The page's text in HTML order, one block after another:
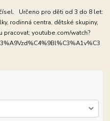
Určeno pro děti od 3 do 8 let:
rodinná centra, dětské skupiny,
youtube.com/watch?